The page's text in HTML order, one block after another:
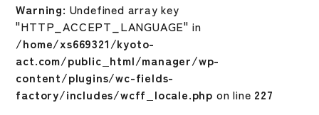
Warning: Undefined array key
"HTTP_ACCEPT_LANGUAGE" in
/home/xs669321/kyoto-
act.com/public_html/manager/wp-
content/plugins/wc-fields-
factory/includes/wcff_locale.php on line 227